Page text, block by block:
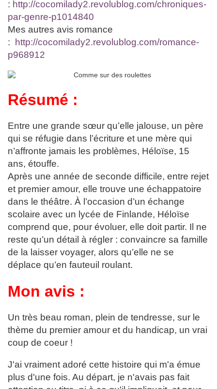
: http://cocomilady2.revolublog.com/chroniques-
par-genre-p1014840
Mes autres avis romance
:
http://cocomilady2.revolublog.com/romance-
p968912
Résumé :
Entre une grande sœur qu’elle jalouse, un père
qui se réfugie dans l’écriture et une mère qui
n’affronte jamais les problèmes, Héloïse, 15
ans, étouffe.
Après une année de seconde difficile, entre rejet
et premier amour, elle trouve une échappatoire
dans le théâtre. À l’occasion d’un échange
scolaire avec un lycée de Finlande, Héloïse
comprend que, pour évoluer, elle doit partir. Il ne
reste qu’un détail à régler : convaincre sa famille
de la laisser voyager, alors qu’elle ne se
déplace qu’en fauteuil roulant.
Mon avis :
Un très beau roman, plein de tendresse, sur le
thème du premier amour et du handicap, un vrai
coup de coeur !
J'ai vraiment adoré cette histoire qui m'a émue
plus d'une fois. Au départ, je n'avais pas fait